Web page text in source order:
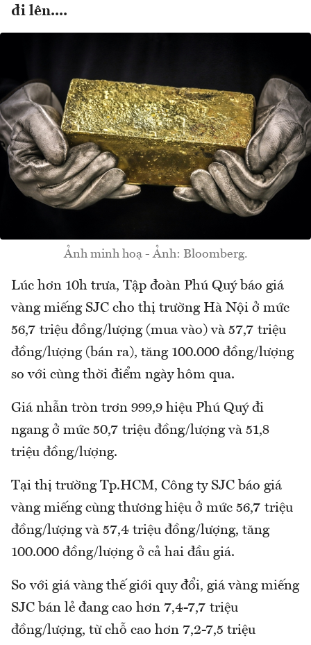
đi lên....
Ảnh minh hoạ - Ảnh: Bloomberg.
Lúc hơn 10h trưa, Tập đoàn Phú Quý báo giá
vàng miếng SJC cho thị trường Hà Nội ở mức
56,7 triệu đồng/lượng (mua vào) và 57,7 triệu
đồng/lượng (bán ra), tăng 100.000 đồng/lượng
so với cùng thời điểm ngày hôm qua.
Giá nhẫn tròn trơn 999,9 hiệu Phú Quý đi
ngang ở mức 50,7 triệu đồng/lượng và 51,8
triệu đồng/lượng.
Tại thị trường Tp.HCM, Công ty SJC báo giá
vàng miếng cùng thương hiệu ở mức 56,7 triệu
đồng/lượng và 57,4 triệu đồng/lượng, tăng
100.000 đồng/lượng ở cả hai đầu giá.
So với giá vàng thế giới quy đổi, giá vàng miếng
SJC bán lẻ đang cao hơn 7,4-7,7 triệu
đồng/lượng, từ chỗ cao hơn 7,2-7,5 triệu